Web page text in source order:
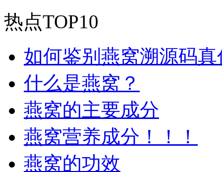
热点TOP10
如何鉴别燕窝溯源码真
什么是燕窝？
燕窝的主要成分
燕窝营养成分！！！
燕窝的功效